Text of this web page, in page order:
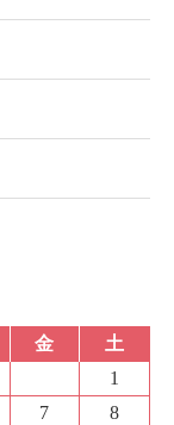
金
土
1
7
8